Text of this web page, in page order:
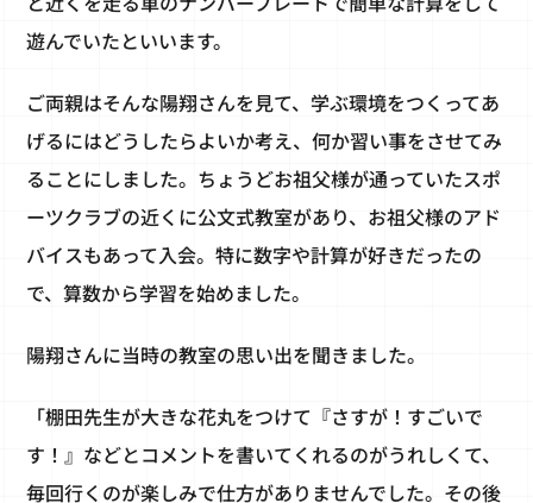
遊んでいたといいます。
ご両親はそんな陽翔さんを見て、学ぶ環境をつくってあ
げるにはどうしたらよいか考え、何か習い事をさせてみ
ることにしました。ちょうどお祖父様が通っていたスポ
ーツクラブの近くに公文式教室があり、お祖父様のアド
バイスもあって入会。特に数字や計算が好きだったの
で、算数から学習を始めました。
陽翔さんに当時の教室の思い出を聞きました。
「棚田先生が大きな花丸をつけて『さすが！すごいで
す！』などとコメントを書いてくれるのがうれしくて、
毎回行くのが楽しみで仕方がありませんでした。その後